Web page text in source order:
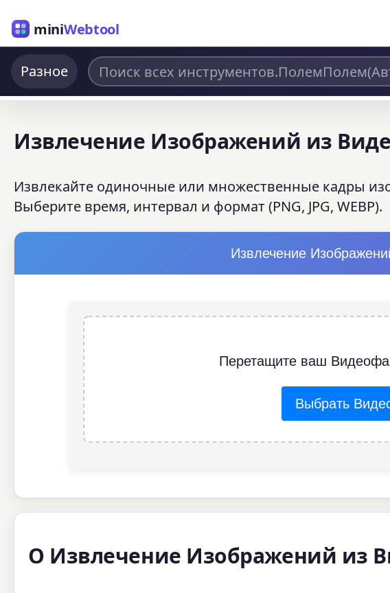
miniWebtool
Разное
Извлечение Изображений из
Извлекайте одиночные или множественные кадры
Выберите время, интервал и формат (PNG, JPG, WEBP).
Извлечение
Перетащите ваш
Выбрать
О Извлечение Изображений из